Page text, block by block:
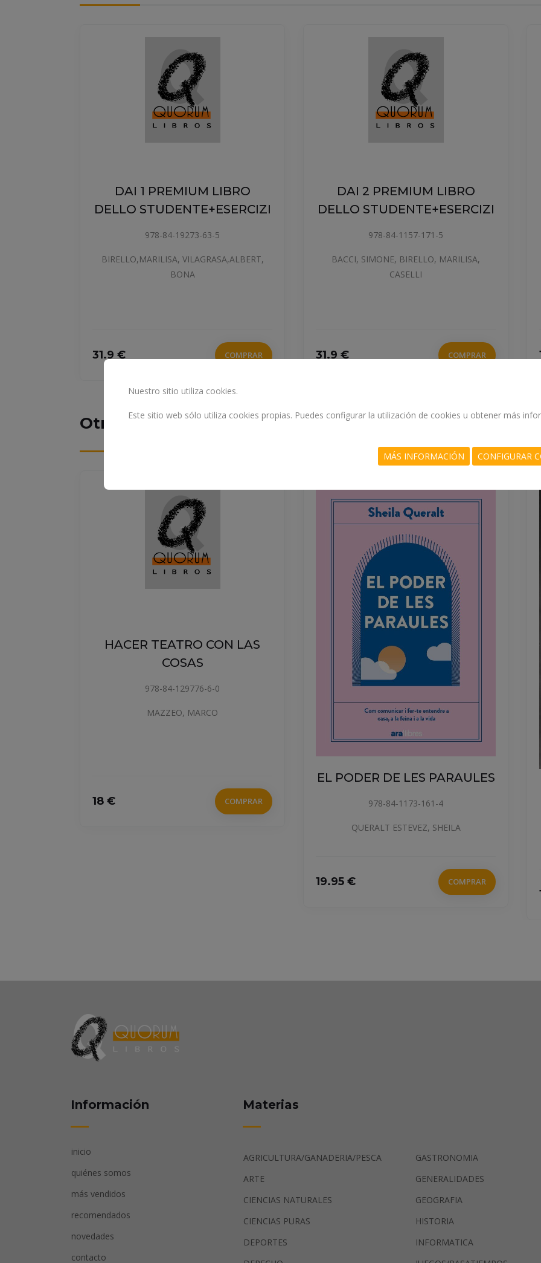
DAI 1 PREMIUM LIBRO
DELLO STUDENTE+ESERCIZI
978-84-19273-63-5
BIRELLO,MARILISA, VILAGRASA,ALBERT,
BONA
31.9 € COMPRAR
DAI 2 PREMIUM LIBRO
DELLO STUDENTE+ESERCIZI
978-84-1157-171-5
BACCI, SIMONE, BIRELLO, MARILISA,
CASELLI
31.9 € COMPRAR
Otros libros la materiaLINGUISTICA
HACER TEATRO CON LAS
COSAS
978-84-129776-6-0
MAZZEO, MARCO
18 € COMPRAR
EL PODER DE LES PARAULES
978-84-1173-161-4
QUERALT ESTEVEZ, SHEILA
19.95 € COMPRAR
Información
inicio
quiénes somos
más vendidos
recomendados
novedades
contacto
Materias
AGRICULTURA/GANADERIA/PESCA
ARTE
CIENCIAS NATURALES
CIENCIAS PURAS
DEPORTES
GASTRONOMIA
GENERALIDADES
GEOGRAFIA
HISTORIA
INFORMATICA
Nuestro sitio utiliza cookies.
Este sitio web sólo utiliza cookies propias. Puedes configurar la utilización de cookies u obtener más
MÁS INFORMACIÓN CONFIGURAR